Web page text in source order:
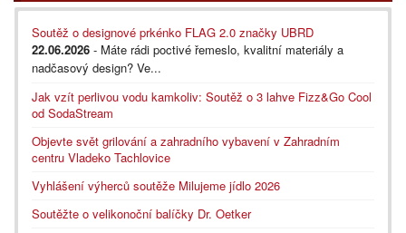
Soutěž o designové prkénko FLAG 2.0 značky UBRD
22.06.2026 - Máte rádi poctivé řemeslo, kvalitní materiály a
nadčasový design? Ve...
Jak vzít perlivou vodu kamkoliv: Soutěž o 3 lahve Fizz&Go Cool
od SodaStream
Objevte svět grilování a zahradního vybavení v Zahradním
centru Vladeko Tachlovice
Vyhlášení výherců soutěže Milujeme jídlo 2026
Soutěžte o velikonoční balíčky Dr. Oetker